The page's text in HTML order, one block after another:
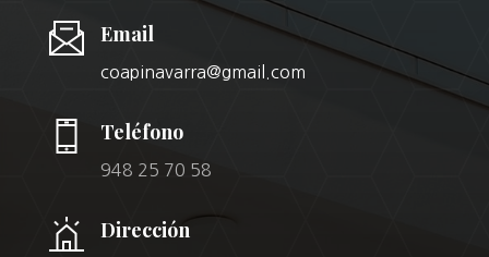
Email
coapinavarra@gmail.com
Teléfono
948 25 70 58
Dirección